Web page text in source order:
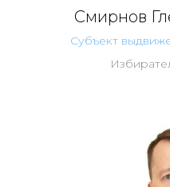
Смирнов
Субъект